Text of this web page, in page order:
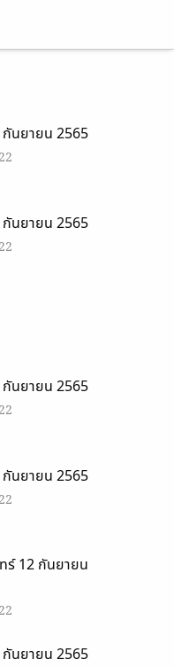
นยายน 2565
นยายน 2565
นยายน 2565
นยายน 2565
ร์ 12 กันยายน
นยายน 2565